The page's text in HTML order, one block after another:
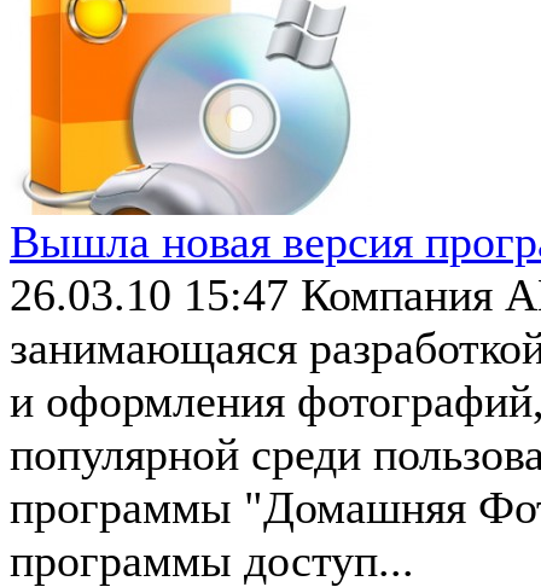
Вышла новая версия
26.03.10 15:47 Компания
занимающаяся
и оформления
популярной среди
программы "Домашняя
программы доступ...